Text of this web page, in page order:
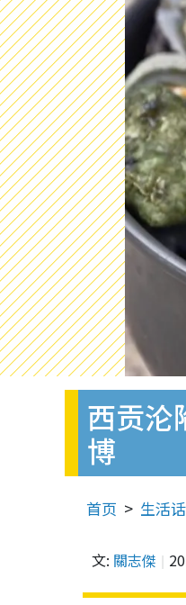
西贡沦
博
首页 生活
文: 關志傑